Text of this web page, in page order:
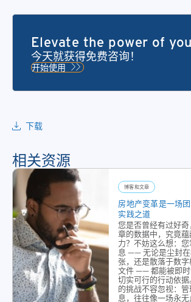
Elevate the power of
今天就获得免费咨询！
开始使用
下载
相关资源
博客和文章
房地产变革是一场
实践之道
您是否曾经有过好
章的数据中，究竟
力？不妨这么想：
息 —— 无论是尘封
张，还是散落于数
文件 —— 都能被即
切实可行的行动依
的挑战不容忽视：
息，往往像一场永